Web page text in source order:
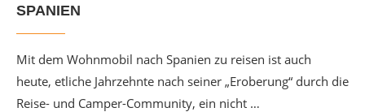
SPANIEN
Mit dem Wohnmobil nach Spanien zu reisen ist auch
heute, etliche Jahrzehnte nach seiner „Eroberung“ durch die
Reise- und Camper-Community, ein nicht …